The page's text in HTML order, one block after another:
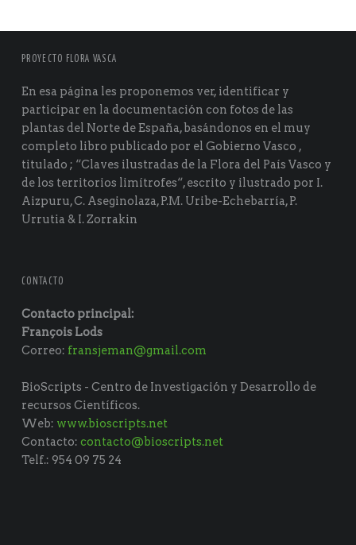
PROYECTO FLORA VASCA
En esa página les proponemos ver, identificar y
participar en la documentación con fotos de las
plantas del Norte de España, basándonos en el muy
completo libro publicado por el Gobierno Vasco ,
titulado ; “Claves ilustradas de la Flora del País Vasco y
de los territorios limítrofes“, escrito y ilustrado por I.
Aizpuru, C. Aseginolaza, P.M. Uribe-Echebarría, P.
Urrutia & I. Zorrakin
CONTACTO
Contacto principal:
François Lods
Correo: fransjeman@gmail.com
BioScripts - Centro de Investigación y Desarrollo de
recursos Científicos.
Web: www.bioscripts.net
Contacto:contacto@bioscripts.net
Telf.: 954 09 75 24